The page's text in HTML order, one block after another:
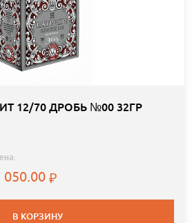
12/70 ДРОБЬ №00 32ГР
050.00
В КОРЗИНУ